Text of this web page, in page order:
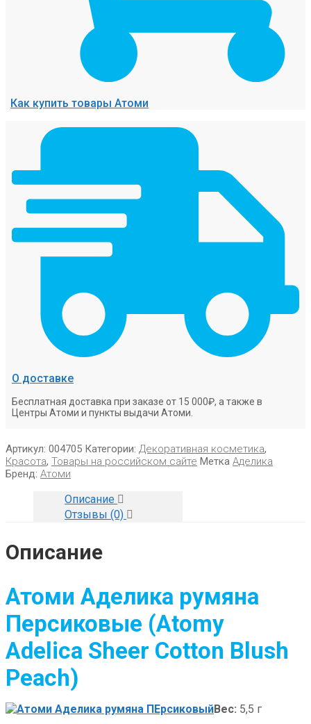
Как купить товары Атоми
О доставке
Бесплатная доставка при заказе от 15 000₽, а также в
Центры Атоми и пункты выдачи Атоми.
Артикул: 004705 Категории: Декоративная косметика,
Красота, Товары на российском сайте Метка Аделика
Бренд: Атоми
Описание
Отзывы (0)
Описание
Атоми Аделика румяна
Персиковые (Atomy
Adelica Sheer Cotton Blush
Peach)
Вес: 5,5 г